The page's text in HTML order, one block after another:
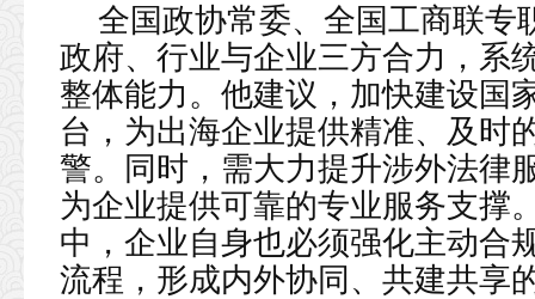
全国政协常委、全国工商联专
政府、行业与企业三方合力，系
整体能力。他建议，加快建设国
台，为出海企业提供精准、及时
警。同时，需大力提升涉外法律
为企业提供可靠的专业服务支撑
中，企业自身也必须强化主动合
流程，形成内外协同、共建共享